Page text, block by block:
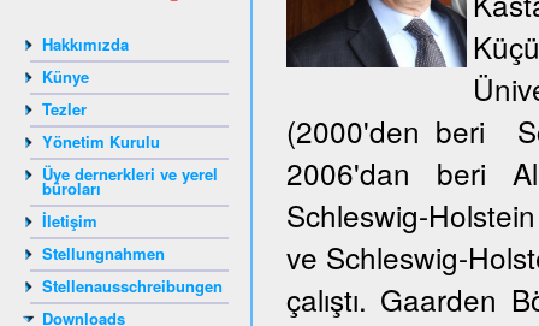
Hakkımızda
Künye
Tezler
Yönetim Kurulu
Üye dernerkleri ve yerel
büroları
İletişim
Stellungnahmen
Stellenausschreibungen
Downloads
(2000'den beri
2006'dan beri
Schleswig-
ve Schleswig-
çalıştı. Gaarden